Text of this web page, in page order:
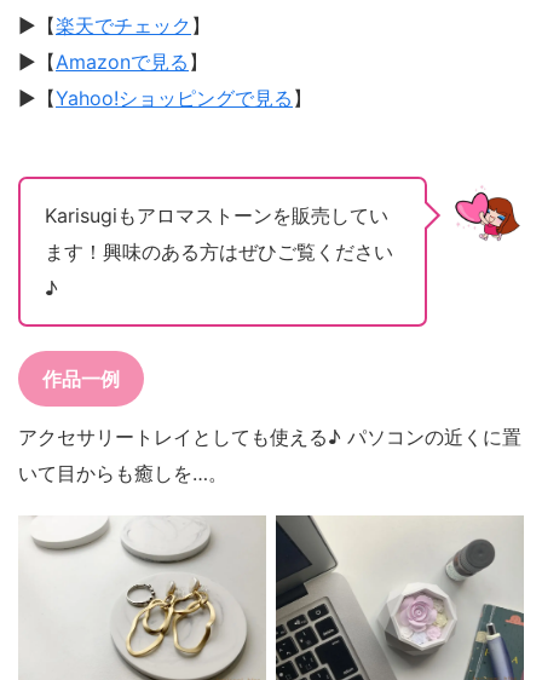
▶︎【楽天でチェック 】
▶︎【Amazonで見る 】
▶︎【Yahoo!ショッピングで見る 】
Karisugiもアロマストーンを販売してい
ます！興味のある方はぜひご覧ください
♪
作品一例
アクセサリートレイとしても使える♪ パソコンの近くに置
いて目からも癒しを…。